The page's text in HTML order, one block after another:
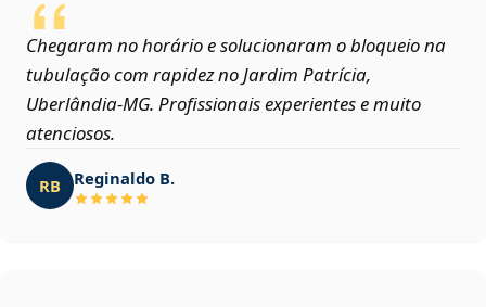
Chegaram no horário e solucionaram o bloqueio na
tubulação com rapidez no Jardim Patrícia,
Uberlândia‑MG. Profissionais experientes e muito
atenciosos.
RB Reginaldo B.